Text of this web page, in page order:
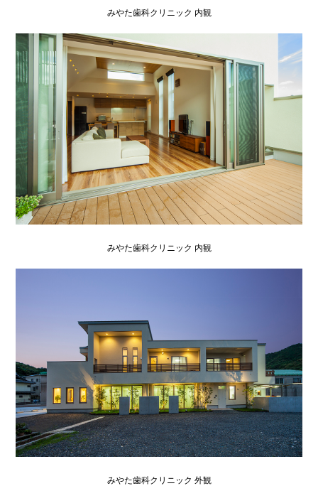
みやた歯科クリニック 内観
みやた歯科クリニック 内観
みやた歯科クリニック 外観